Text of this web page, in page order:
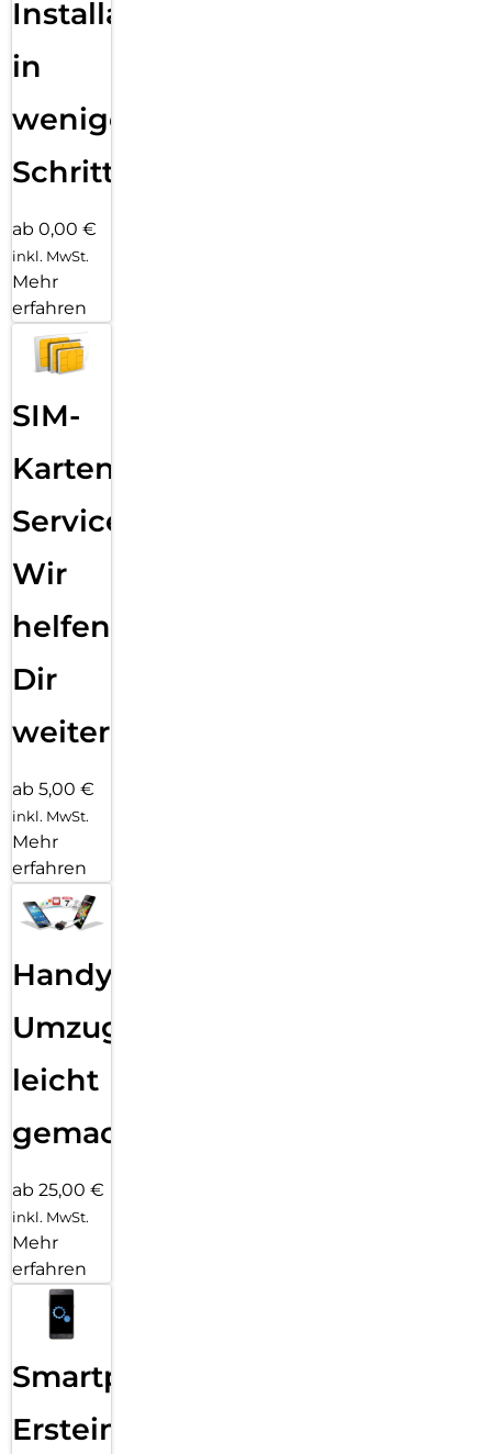
Installation
in
wenigen
Schritten
ab 0,00 €
inkl. MwSt.
Mehr
erfahren
SIM-
Karten
Service:
Wir
helfen
Dir
weiter
ab 5,00 €
inkl. MwSt.
Mehr
erfahren
Handy
Umzug
leicht
gemacht!
ab 25,00 €
inkl. MwSt.
Mehr
erfahren
Smartphone
Ersteinrichtung